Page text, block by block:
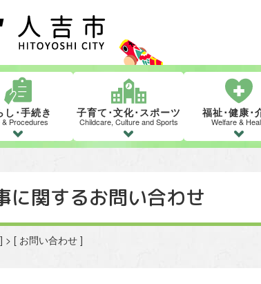
し･手続き
& Procedures
子育て･文化･スポーツ
Childcare, Culture and Sports
福祉･健康･
Welfare &
に関するお問い合わせ
] > [ お問い合わせ ]